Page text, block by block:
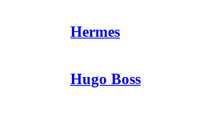
Hermes
Hugo Boss